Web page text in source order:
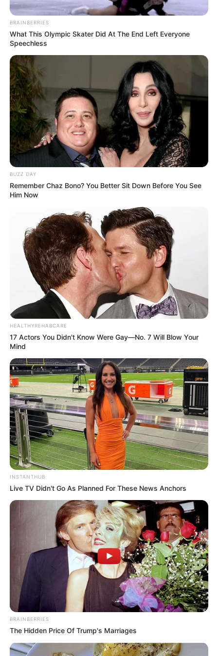
BRAINBERRIES
What This Olympic Skater Did At The End Left Everyone
Speechless
BUZZ DAY
Remember Chaz Bono? You Better Sit Down Before You See
Him Now
HEALTHYREHABCARE
17 Actors You Didn't Know Were Gay—No. 7 Will Blow Your
Mind
INSTANTHUB
Live TV Didn't Go As Planned For These News Anchors
BRAINBERRIES
The Hidden Price Of Trump's Marriages